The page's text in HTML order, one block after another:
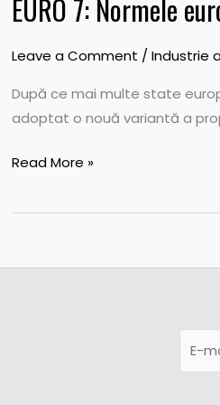
EURO 7: Normele
Leave a Comment /Industrie
După ce mai multe state
adoptat o nouă variantă a
Read More »